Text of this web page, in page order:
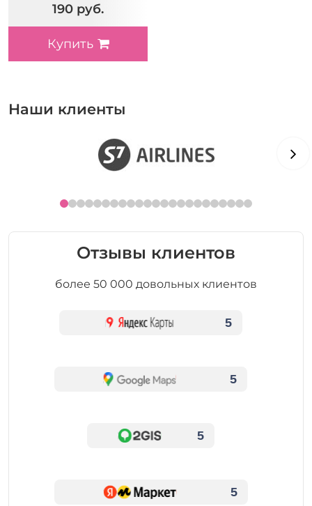
190 руб.
Купить
Наши клиенты
Отзывы клиентов
более 50 000 довольных клиентов
5
5
5
5